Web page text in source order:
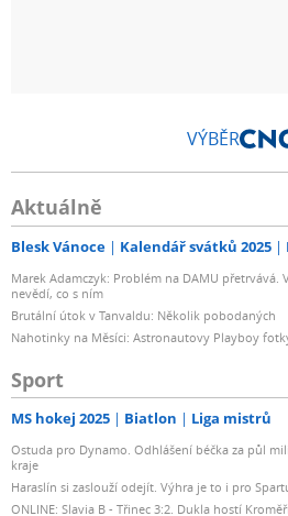
VÝBĚR
Aktuálně
Blesk Vánoce Kalendář svátků 2025
Marek Adamczyk: Problém na DAMU přetrvává.
nevědí, co s ním
Brutální útok v Tanvaldu: Několik pobodaných
Nahotinky na Měsíci: Astronautovy Playboy
Sport
MS hokej 2025 Biatlon Liga mistrů
Ostuda pro Dynamo. Odhlášení béčka za půl
kraje
Haraslín si zaslouží odejít. Výhra je to i pro
ONLINE: Slavia B - Třinec 3:2. Dukla hostí